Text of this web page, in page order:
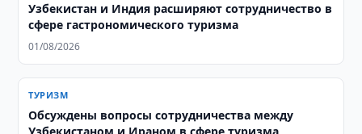
Узбекистан и Индия расширяют сотрудничество в
сфере гастрономического туризма
01/08/2026
ТУРИЗМ
Обсуждены вопросы сотрудничества между